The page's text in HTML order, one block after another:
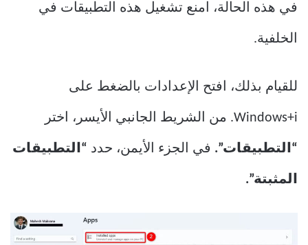
في هذه الحالة، امنع تشغيل هذه التطبيقات في
الخلفية.
للقيام بذلك، افتح الإعدادات بالضغط على
Windows+i. من الشريط الجانبي الأيسر، اختر
“التطبيقات”. في الجزء الأيمن، حدد “التطبيقات
المثبتة”.